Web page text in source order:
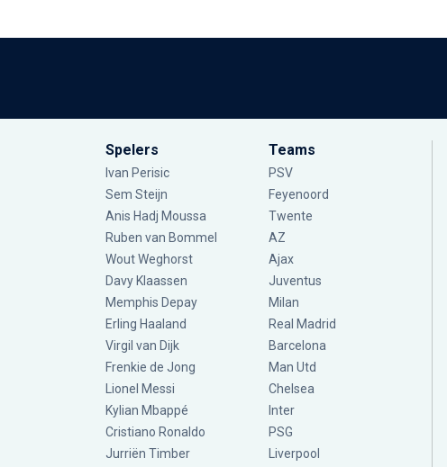
Spelers
Ivan Perisic
Sem Steijn
Anis Hadj Moussa
Ruben van Bommel
Wout Weghorst
Davy Klaassen
Memphis Depay
Erling Haaland
Virgil van Dijk
Frenkie de Jong
Lionel Messi
Kylian Mbappé
Cristiano Ronaldo
Jurriën Timber
Teams
PSV
Feyenoord
Twente
AZ
Ajax
Juventus
Milan
Real Madrid
Barcelona
Man Utd
Chelsea
Inter
PSG
Liverpool